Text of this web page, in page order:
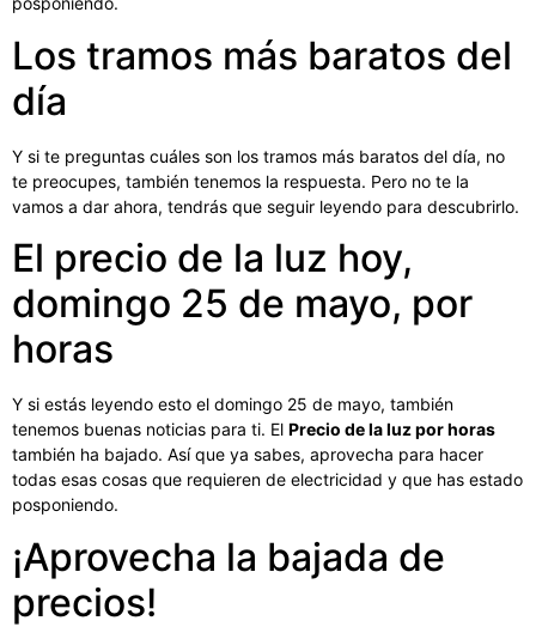
Los tramos más baratos del
día
Y si te preguntas cuáles son los tramos más baratos del día, no
te preocupes, también tenemos la respuesta. Pero no te la
vamos a dar ahora, tendrás que seguir leyendo para descubrirlo.
El precio de la luz hoy,
domingo 25 de mayo, por
horas
Y si estás leyendo esto el domingo 25 de mayo, también
tenemos buenas noticias para ti. El Precio de la luz por horas
también ha bajado. Así que ya sabes, aprovecha para hacer
todas esas cosas que requieren de electricidad y que has estado
posponiendo.
¡Aprovecha la bajada de
precios!